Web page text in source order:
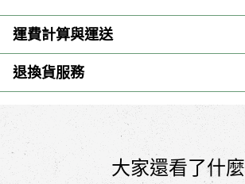
運費計算與運送
退換貨服務
大家還看了什麼